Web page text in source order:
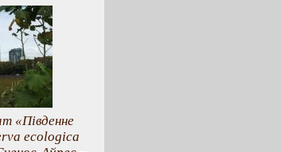
«Південне
ecologica